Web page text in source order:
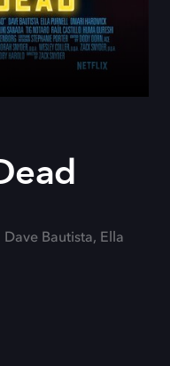
Dave Bautista, Ella